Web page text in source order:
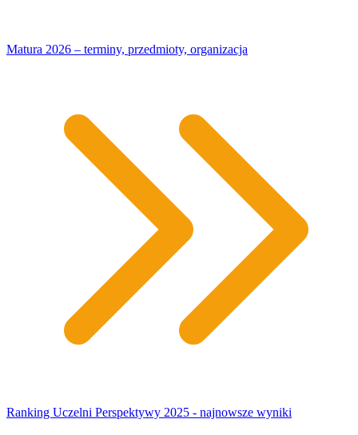
Matura 2026 – terminy, przedmioty, organizacja
Ranking Uczelni Perspektywy 2025 - najnowsze wyniki